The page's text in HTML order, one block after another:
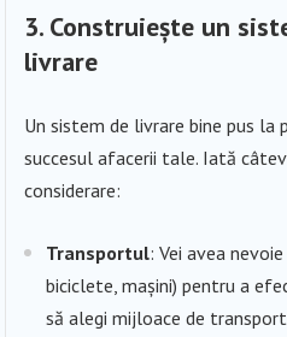
3. Construiește un
livrare
Un sistem de livrare bine pus
succesul afacerii tale. Iată
considerare:
Transportul: Vei avea
biciclete, mașini) pentru a
să alegi mijloace de